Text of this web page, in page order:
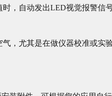
，自动发出LED视觉报警信号
，尤其是在做仪器校准或实